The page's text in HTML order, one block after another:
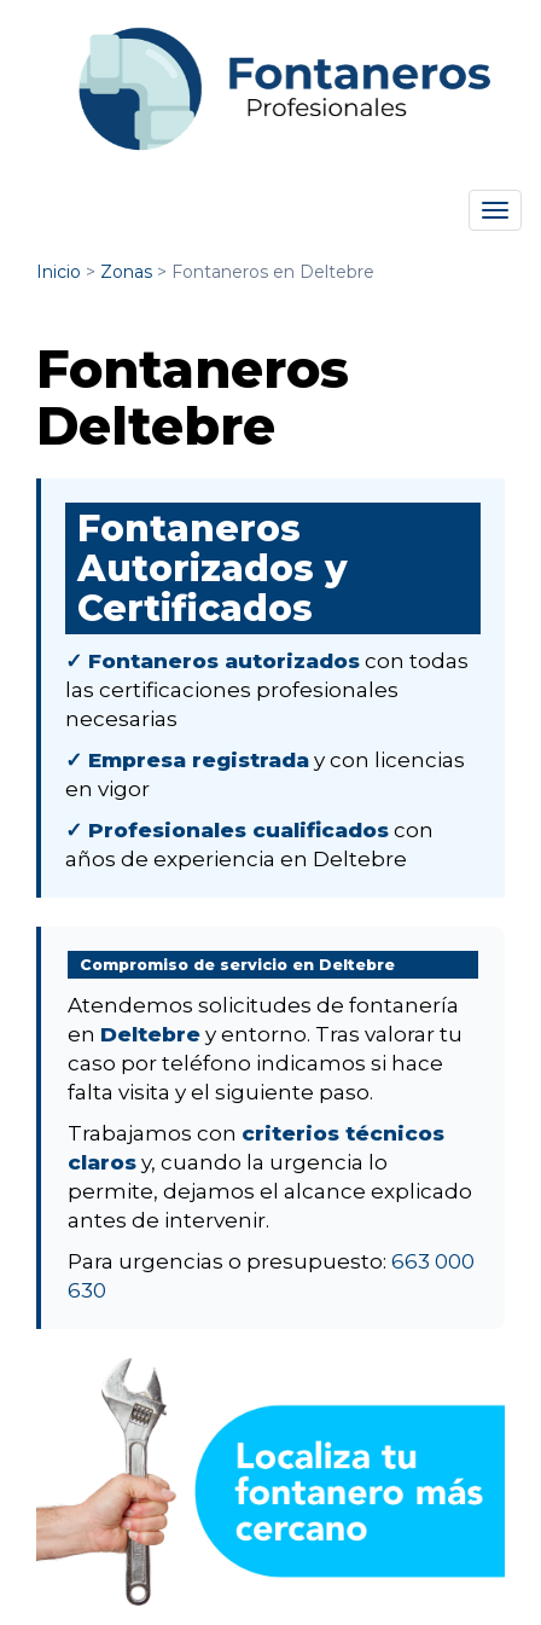
Inicio > Zonas > Fontaneros en Deltebre
Fontaneros
Deltebre
Fontaneros
Autorizados y
Certificados
✓ Fontaneros autorizados con todas
las certificaciones profesionales
necesarias
✓ Empresa registrada y con licencias
en vigor
✓ Profesionales cualificados con
años de experiencia en Deltebre
Compromiso de servicio en Deltebre
Atendemos solicitudes de fontanería
en Deltebre y entorno. Tras valorar tu
caso por teléfono indicamos si hace
falta visita y el siguiente paso.
Trabajamos con criterios técnicos
claros y, cuando la urgencia lo
permite, dejamos el alcance explicado
antes de intervenir.
Para urgencias o presupuesto: 663 000
630